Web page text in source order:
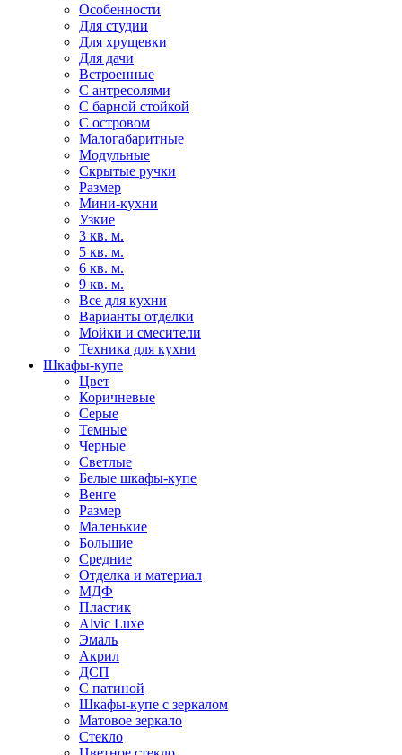
Особенности
Для студии
Для хрущевки
Для дачи
Встроенные
С антресолями
С барной стойкой
С островом
Малогабаритные
Модульные
Скрытые ручки
Размер
Мини-кухни
Узкие
3 кв. м.
5 кв. м.
6 кв. м.
9 кв. м.
Все для кухни
Варианты отделки
Мойки и смесители
Техника для кухни
Шкафы-купе
Цвет
Коричневые
Серые
Темные
Черные
Светлые
Белые шкафы-купе
Венге
Размер
Маленькие
Большие
Средние
Отделка и материал
МДФ
Пластик
Alvic Luxe
Эмаль
Акрил
ДСП
С патиной
Шкафы-купе с зеркалом
Матовое зеркало
Стекло